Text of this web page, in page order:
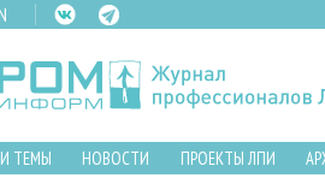
ТЕМЫ НОВОСТИ ПРОЕКТЫ ЛПИ